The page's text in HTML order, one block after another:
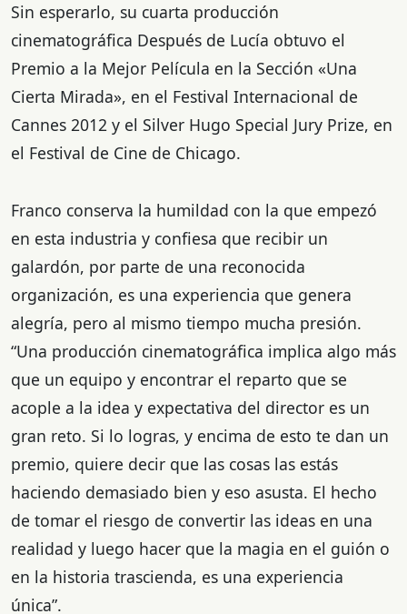
Sin esperarlo, su cuarta producción
cinematográfica Después de Lucía obtuvo el
Premio a la Mejor Película en la Sección «Una
Cierta Mirada», en el Festival Internacional de
Cannes 2012 y el Silver Hugo Special Jury Prize, en
el Festival de Cine de Chicago.
Franco conserva la humildad con la que empezó
en esta industria y confiesa que recibir un
galardón, por parte de una reconocida
organización, es una experiencia que genera
alegría, pero al mismo tiempo mucha presión.
“Una producción cinematográfica implica algo más
que un equipo y encontrar el reparto que se
acople a la idea y expectativa del director es un
gran reto. Si lo logras, y encima de esto te dan un
premio, quiere decir que las cosas las estás
haciendo demasiado bien y eso asusta. El hecho
de tomar el riesgo de convertir las ideas en una
realidad y luego hacer que la magia en el guión o
en la historia trascienda, es una experiencia
única”.